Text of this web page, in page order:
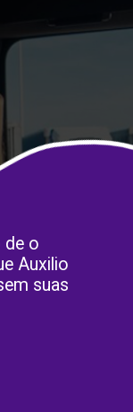
de o
Auxilio
suas